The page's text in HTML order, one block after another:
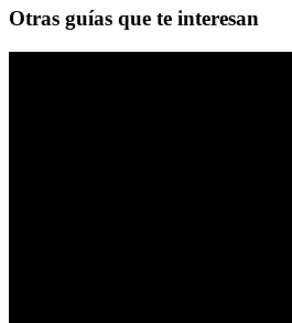
Otras guías que te interesan